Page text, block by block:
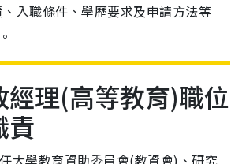
入職條件、學歷要求及申請方法等
經理(高等教育)職位
責